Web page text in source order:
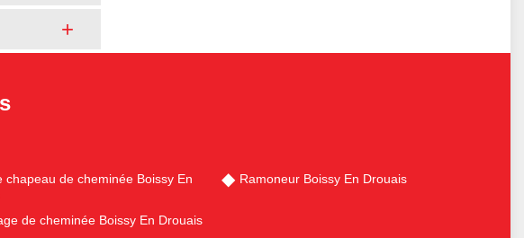
chapeau de cheminée Boissy En
de cheminée Boissy En Drouais
Ramoneur Boissy En Drouais